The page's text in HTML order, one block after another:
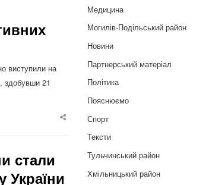
виступили на
здобувши 21
Share
стали
України
Медицина
Могилів-Подільський район
Новини
Партнерський матеріал
Політика
Пояснюємо
Спорт
Тексти
Тульчинський район
Хмільницький район